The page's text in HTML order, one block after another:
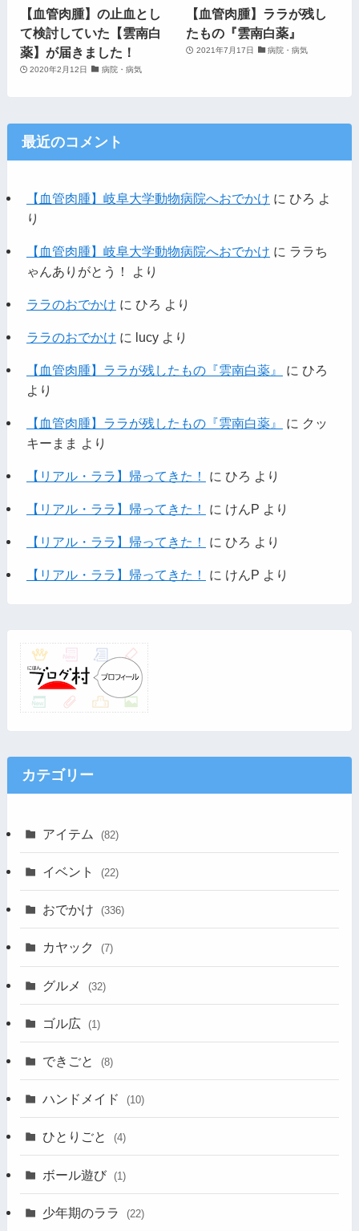
【血管肉腫】の止血とし
て検討していた【雲南白
薬】が届きました！
2020年2月12日 病院・病気
【血管肉腫】ララが残し
たもの『雲南白薬』
2021年7月17日 病院・病気
最近のコメント
【血管肉腫】岐阜大学動物病院へおでかけ に ひろ よ
り
【血管肉腫】岐阜大学動物病院へおでかけ に ララち
ゃんありがとう！
より
ララのおでかけ に ひろ より
ララのおでかけ に lucyより
【血管肉腫】ララが残したもの『雲南白薬』 に ひろ
より
【血管肉腫】ララが残したもの『雲南白薬』 に クッ
キーまま
より
【リアル・ララ】帰ってきた！ に ひろ より
【リアル・ララ】帰ってきた！ に けんP より
【リアル・ララ】帰ってきた！ に ひろ より
【リアル・ララ】帰ってきた！ に けんP より
カテゴリー
アイテム (82)
イベント (22)
おでかけ (336)
カヤック (7)
グルメ (32)
ゴル広 (1)
できごと (8)
ハンドメイド (10)
ひとりごと (4)
ボール遊び (1)
少年期のララ (22)